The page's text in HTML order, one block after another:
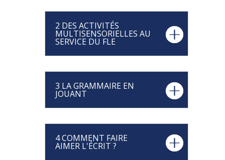
2 DES ACTIVITÉS
MULTISENSORIELLES AU
SERVICE DU FLE
3 LA GRAMMAIRE EN
JOUANT
4 COMMENT FAIRE
AIMER L'ÉCRIT ?